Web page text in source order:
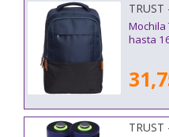
Mochila
hasta